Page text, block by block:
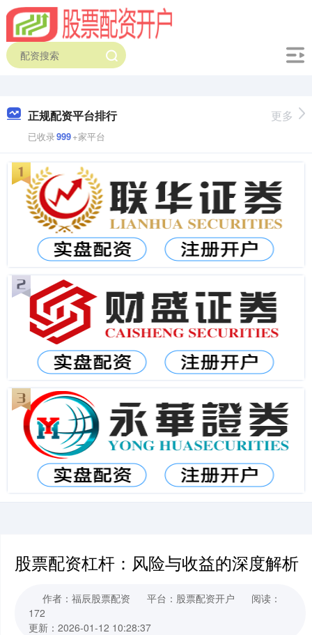
正规配资平台排行
已收录999+家平台
更多
股票配资杠杆：风险与收益的深度解析
作者：福辰股票配资 平台：股票配资开户
阅读：
172
更新：2026-01-12 10:28:37